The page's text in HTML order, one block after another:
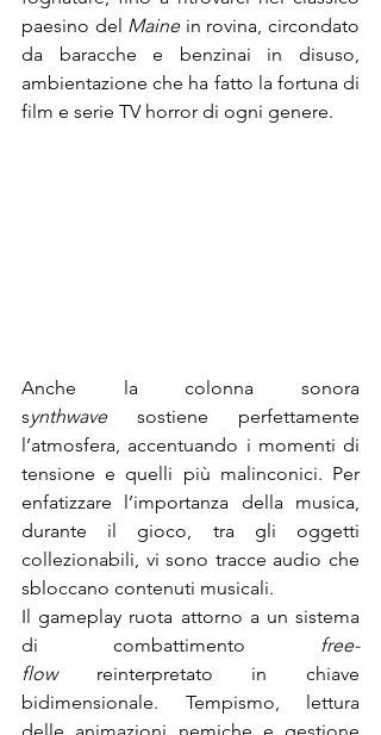
paesino del Maine in rovina, circondato
da baracche e benzinai in disuso,
ambientazione che ha fatto la fortuna di
film e serie TV horror di ogni genere.
Anche la colonna sonora
synthwave sostiene perfettamente
l’atmosfera, accentuando i momenti di
tensione e quelli più malinconici. Per
enfatizzare l’importanza della musica,
durante il gioco, tra gli oggetti
collezionabili, vi sono tracce audio che
sbloccano contenuti musicali.
Il gameplay ruota attorno a un sistema
di combattimento
free-
flow reinterpretato in chiave
bidimensionale. Tempismo, lettura